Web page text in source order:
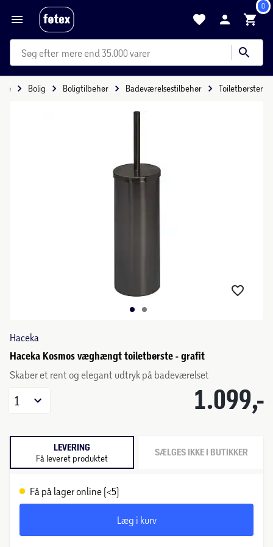
0
mere end 35.000 varer
Bolig Boligtilbehør Badeværelsestilbehør Toiletbørster
Haceka
Haceka Kosmos væghængt toiletbørste - grafit
Skaber et rent og elegant udtryk på badeværelset
1.099,-
1
LEVERING
Få leveret produktet SÆLGES IKKE I BUTIKKER
Få på lager online (<5)
Læg i kurv